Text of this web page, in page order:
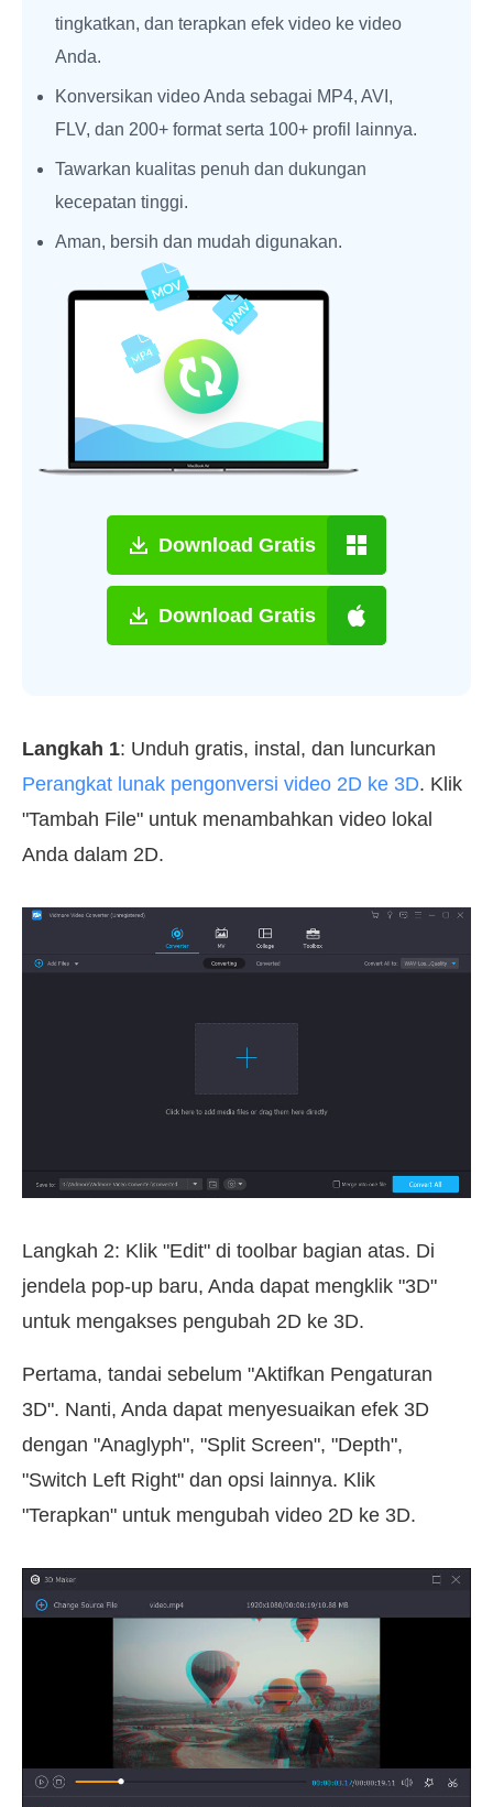
tingkatkan, dan terapkan efek video ke video
Anda.
Konversikan video Anda sebagai MP4, AVI,
FLV, dan 200+ format serta 100+ profil lainnya.
Tawarkan kualitas penuh dan dukungan
kecepatan tinggi.
Aman, bersih dan mudah digunakan.
Download Gratis
Download Gratis
Langkah 1: Unduh gratis, instal, dan luncurkan
Perangkat lunak pengonversi video 2D ke 3D. Klik
"Tambah File" untuk menambahkan video lokal
Anda dalam 2D.
Langkah 2: Klik "Edit" di toolbar bagian atas. Di
jendela pop-up baru, Anda dapat mengklik "3D"
untuk mengakses pengubah 2D ke 3D.
Pertama, tandai sebelum "Aktifkan Pengaturan
3D". Nanti, Anda dapat menyesuaikan efek 3D
dengan "Anaglyph", "Split Screen", "Depth",
"Switch Left Right" dan opsi lainnya. Klik
"Terapkan" untuk mengubah video 2D ke 3D.